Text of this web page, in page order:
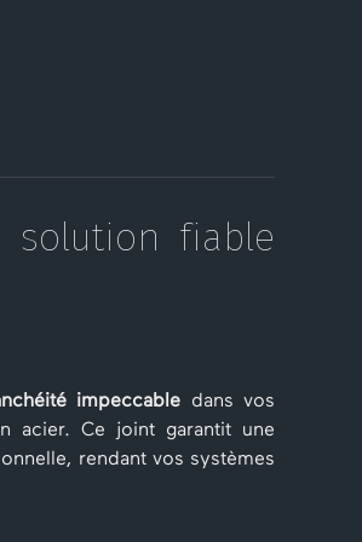
solution fiable
impeccable dans vos
acier. Ce joint garantit une
rendant vos systèmes